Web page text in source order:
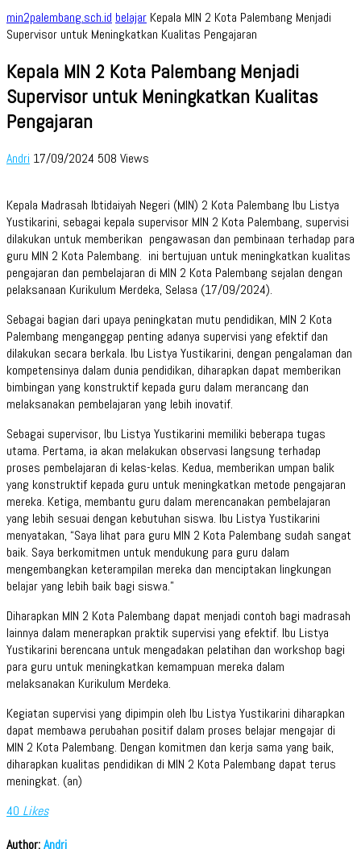
min2palembang.sch.id belajar Kepala MIN 2 Kota Palembang Menjadi
Supervisor untuk Meningkatkan Kualitas Pengajaran
Kepala MIN 2 Kota Palembang Menjadi
Supervisor untuk Meningkatkan Kualitas
Pengajaran
Andri 17/09/2024 508 Views
Kepala Madrasah Ibtidaiyah Negeri (MIN) 2 Kota Palembang Ibu Listya
Yustikarini, sebagai kepala supervisor MIN 2 Kota Palembang, supervisi
dilakukan untuk memberikan pengawasan dan pembinaan terhadap para
guru MIN 2 Kota Palembang. ini bertujuan untuk meningkatkan kualitas
pengajaran dan pembelajaran di MIN 2 Kota Palembang sejalan dengan
pelaksanaan Kurikulum Merdeka, Selasa (17/09/2024).
Sebagai bagian dari upaya peningkatan mutu pendidikan, MIN 2 Kota
Palembang menganggap penting adanya supervisi yang efektif dan
dilakukan secara berkala. Ibu Listya Yustikarini, dengan pengalaman dan
kompetensinya dalam dunia pendidikan, diharapkan dapat memberikan
bimbingan yang konstruktif kepada guru dalam merancang dan
melaksanakan pembelajaran yang lebih inovatif.
Sebagai supervisor, Ibu Listya Yustikarini memiliki beberapa tugas
utama. Pertama, ia akan melakukan observasi langsung terhadap
proses pembelajaran di kelas-kelas. Kedua, memberikan umpan balik
yang konstruktif kepada guru untuk meningkatkan metode pengajaran
mereka. Ketiga, membantu guru dalam merencanakan pembelajaran
yang lebih sesuai dengan kebutuhan siswa. Ibu Listya Yustikarini
menyatakan, “Saya lihat para guru MIN 2 Kota Palembang sudah sangat
baik. Saya berkomitmen untuk mendukung para guru dalam
mengembangkan keterampilan mereka dan menciptakan lingkungan
belajar yang lebih baik bagi siswa.”
Diharapkan MIN 2 Kota Palembang dapat menjadi contoh bagi madrasah
lainnya dalam menerapkan praktik supervisi yang efektif. Ibu Listya
Yustikarini berencana untuk mengadakan pelatihan dan workshop bagi
para guru untuk meningkatkan kemampuan mereka dalam
melaksanakan Kurikulum Merdeka.
Kegiatan supervisi yang dipimpin oleh Ibu Listya Yustikarini diharapkan
dapat membawa perubahan positif dalam proses belajar mengajar di
MIN 2 Kota Palembang. Dengan komitmen dan kerja sama yang baik,
diharapkan kualitas pendidikan di MIN 2 Kota Palembang dapat terus
meningkat. (an)
40 Likes
Author:Andri